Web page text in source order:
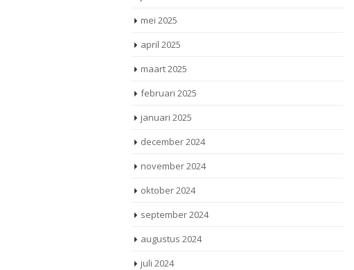
mei 2025
april 2025
maart 2025
februari 2025
januari 2025
december 2024
november 2024
oktober 2024
september 2024
augustus 2024
juli 2024